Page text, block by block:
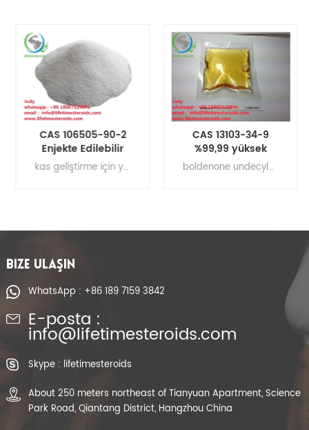
CAS 106505-90-2
Enjekte Edilebilir
Anabolik Steroid
Hormonlar
kas geliştirme için yasal anabolik steroidler , ham testosteron tozu, Steroid hormonları, kas kazanımı takviyeleri Boldenone Cypionate döngüsü Boldenone Cypionate yarı ömrü Boldenone Cypionate yan etkileri Boldenone Cypionate dozajı Boldenone Cypionate satılık Boldenone Cyp tarifi Boldenone Cyp
CAS 13103-34-9
%99,99 yüksek
saflıkta Boldenone
Undesilenat tozu EQ
boldenone undecylenate pct , boldenone undecylenate resimleri , boldenone undecylenate reddit , boldenone undecylenate tarifi , boldenone undecylenate sonuçları , boldenone undecylenate incelemeleri , boldenone undecylenate steroid
BIZE ULAŞIN
WhatsApp : +86 189 7159 3842
E-posta :
info@lifetimesteroids.com
Skype : lifetimesteroids
About 250 meters northeast of Tianyuan Apartment, Science
Park Road, Qiantang District, Hangzhou China